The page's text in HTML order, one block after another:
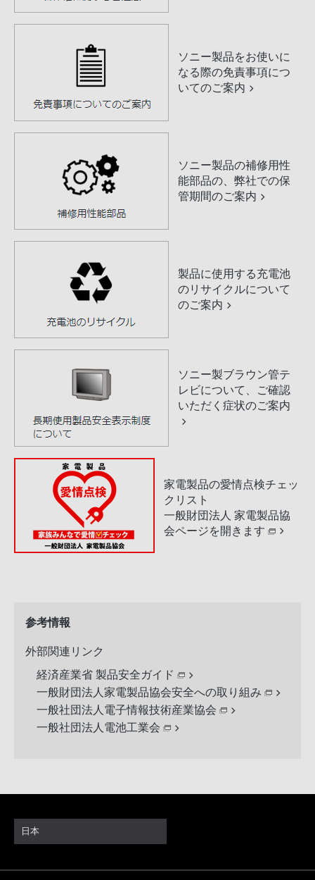
ソニー製品をお使いに
なる際の免責事項につ
いてのご案内
ソニー製品の補修用性
能部品の、弊社での保
管期間のご案内
製品に使用する充電池
のリサイクルについて
のご案内
ソニー製ブラウン管テ
レビについて、ご確認
いただく症状のご案内
家電製品の愛情点検チェッ
クリスト
一般財団法人 家電製品協
会ページを開きます
参考情報
外部関連リンク
経済産業省 製品安全ガイド
一般財団法人家電製品協会安全への取り組み
一般社団法人電子情報技術産業協会
一般社団法人電池工業会
日本